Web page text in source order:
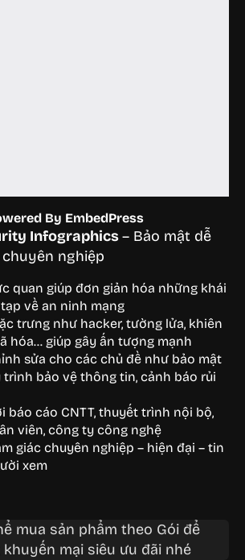
By EmbedPress
Infographics– Bảo mật dễ
nghiệp
quan giúp đơn giản hóa những khái
về an ninh mạng
trưng như hacker, tường lửa, khiên
hóa… giúp gây ấn tượng mạnh
sửa cho các chủ đề như bảo mật
trình bảo vệ thông tin, cảnh báo rủi
báo cáo CNTT, thuyết trình nội bộ,
viên, công ty công nghệ
giác chuyên nghiệp – hiện đại – tin
xem
mua sản phẩm theo Gói để
mại siêu ưu đãi nhé